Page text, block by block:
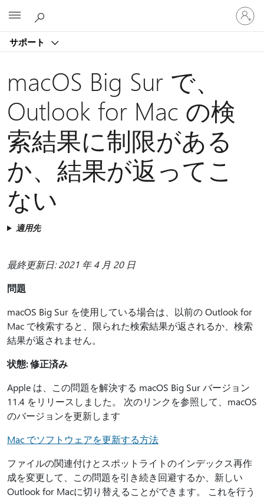
サポート
ア
カ
ウ
ン
イ
macOS Big Sur で、
Outlook for Mac の検
索結果に制限がある
か、結果が返ってこ
ない
適用先
最終更新日: 2021 年 4 月 20 日
問題
macOS Big Sur を使用している場合は、以前の Outlook for
Mac で検索すると、限られた検索結果が返されるか、検索
結果が返されません。
状態: 修正済み
Apple は、この問題を解決する macOS Big Sur バージョン
11.4 をリリースしました。 次のリンクを参照して、macOS
のバージョンを更新します
Mac でソフトウェアを更新する方法
ファイルの関連付けとスポットライトのインデックス再作
成を変更して、この問題を引き続き回避するか、新しい
Outlook for Macに切り替えることができます。 これを行う